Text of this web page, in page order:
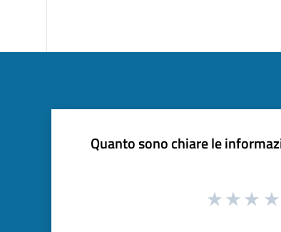
Quanto sono chiare le